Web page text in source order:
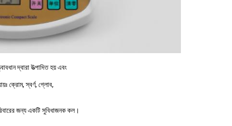
দ্বারা উত্পাদিত হয় এবং
ক্রোম, স্বর্ণ, গ্লোব,
জন্য একটি সুবিধাজনক কল।